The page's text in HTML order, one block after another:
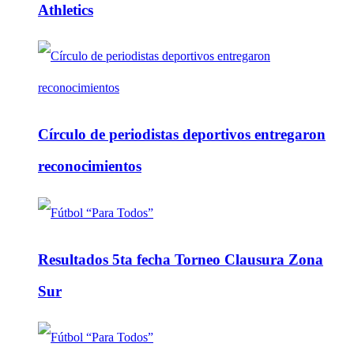
Athletics
Círculo de periodistas deportivos entregaron
reconocimientos
Resultados 5ta fecha Torneo Clausura Zona
Sur